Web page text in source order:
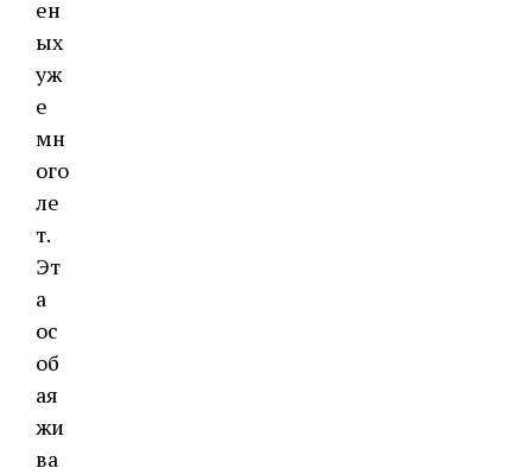
ен
ых
уж
е
мн
ого
ле
т.
Эт
а
ос
об
ая
жи
ва